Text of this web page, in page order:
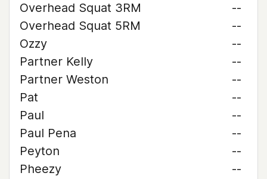
Overhead Squat 3RM
--
Overhead Squat 5RM
--
Ozzy
--
Partner Kelly
--
Partner Weston
--
Pat
--
Paul
--
Paul Pena
--
Peyton
--
Pheezy
--